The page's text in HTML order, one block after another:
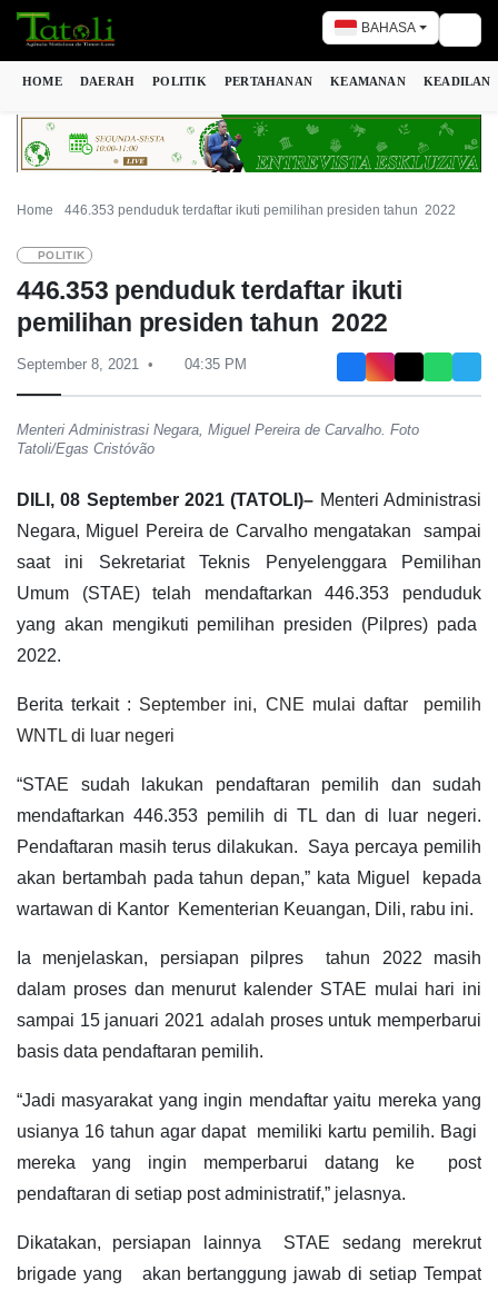
BAHASA
HOME DAERAH POLITIK PERTAHANAN KEAMANAN KEADILAN
Home 446.353 penduduk terdaftar ikuti pemilihan presiden tahun 2022
POLITIK
446.353 penduduk terdaftar ikuti
pemilihan presiden tahun 2022
September 8, 2021 04:35 PM
Menteri Administrasi Negara, Miguel Pereira de Carvalho. Foto
Tatoli/Egas Cristóvão
DILI, 08 September 2021 (TATOLI)– Menteri Administrasi
Negara, Miguel Pereira de Carvalho mengatakan sampai
saat ini Sekretariat Teknis Penyelenggara Pemilihan
Umum (STAE) telah mendaftarkan 446.353 penduduk
yang akan mengikuti pemilihan presiden (Pilpres) pada
2022.
Berita terkait : September ini, CNE mulai daftar pemilih
WNTL di luar negeri
“STAE sudah lakukan pendaftaran pemilih dan sudah
mendaftarkan 446.353 pemilih di TL dan di luar negeri.
Pendaftaran masih terus dilakukan. Saya percaya pemilih
akan bertambah pada tahun depan,” kata Miguel kepada
wartawan di Kantor Kementerian Keuangan, Dili, rabu ini.
Ia menjelaskan, persiapan pilpres tahun 2022 masih
dalam proses dan menurut kalender STAE mulai hari ini
sampai 15 januari 2021 adalah proses untuk memperbarui
basis data pendaftaran pemilih.
“Jadi masyarakat yang ingin mendaftar yaitu mereka yang
usianya 16 tahun agar dapat memiliki kartu pemilih. Bagi
mereka yang ingin memperbarui datang ke post
pendaftaran di setiap post administratif,” jelasnya.
Dikatakan, persiapan lainnya STAE sedang merekrut
brigade yang akan bertanggung jawab di setiap Tempat